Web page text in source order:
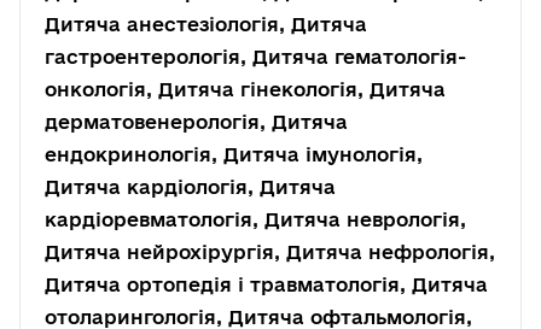
Дитяча анестезіологія, Дитяча
гастроентерологія, Дитяча гематологія-
онкологія, Дитяча гінекологія, Дитяча
дерматовенерологія, Дитяча
ендокринологія, Дитяча імунологія,
Дитяча кардіологія, Дитяча
кардіоревматологія, Дитяча неврологія,
Дитяча нейрохірургія, Дитяча нефрологія,
Дитяча ортопедія і травматологія, Дитяча
отоларингологія, Дитяча офтальмологія,